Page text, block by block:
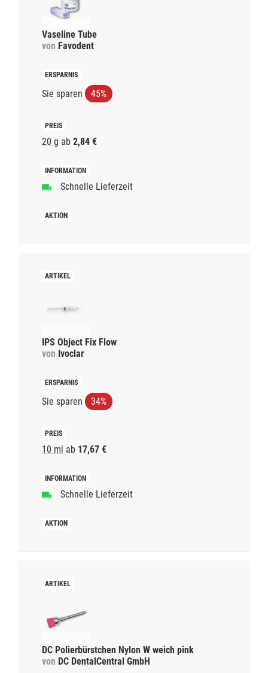
Vaseline Tube
von Favodent
Sie sparen 45%
20 g ab 2,84 €
Schnelle Lieferzeit
IPS Object Fix Flow
von Ivoclar
Sie sparen 34%
10 ml ab 17,67 €
Schnelle Lieferzeit
DC Polierbürstchen Nylon W weich pink
von DC DentalCentral GmbH